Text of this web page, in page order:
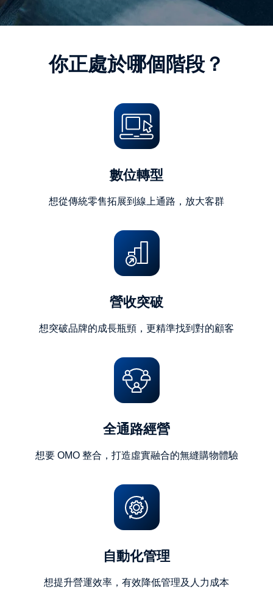
你正處於哪個階段？
數位轉型
想從傳統零售拓展到線上通路，放大客群
營收突破
想突破品牌的成長瓶頸，更精準找到對的顧客
全通路經營
想要 OMO 整合，打造虛實融合的無縫購物體驗
自動化管理
想提升營運效率，有效降低管理及人力成本